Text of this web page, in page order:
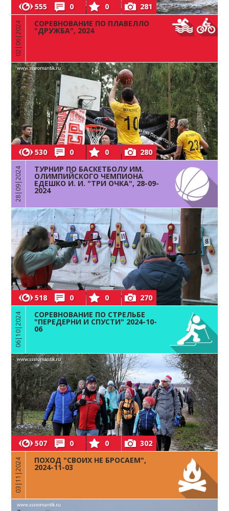
555 0 0 281
02|06|2024 СОРЕВНОВАНИЕ ПО ПЛАВЕЛЛО
"ДРУЖБА", 2024
530 0 0 280
28|09|2024 ТУРНИР ПО БАСКЕТБОЛУ ИМ.
ОЛИМПИЙСКОГО ЧЕМПИОНА
ЕДЕШКО И. И. "ТРИ ОЧКА", 28-09-
2024
518 0 0 270
06|10|2024 СОРЕВНОВАНИЕ ПО СТРЕЛЬБЕ
"ПЕРЕДЕРНИ И СПУСТИ" 2024-10-
06
507 0 0 302
03|11|2024 ПОХОД "СВОИХ НЕ БРОСАЕМ",
2024-11-03